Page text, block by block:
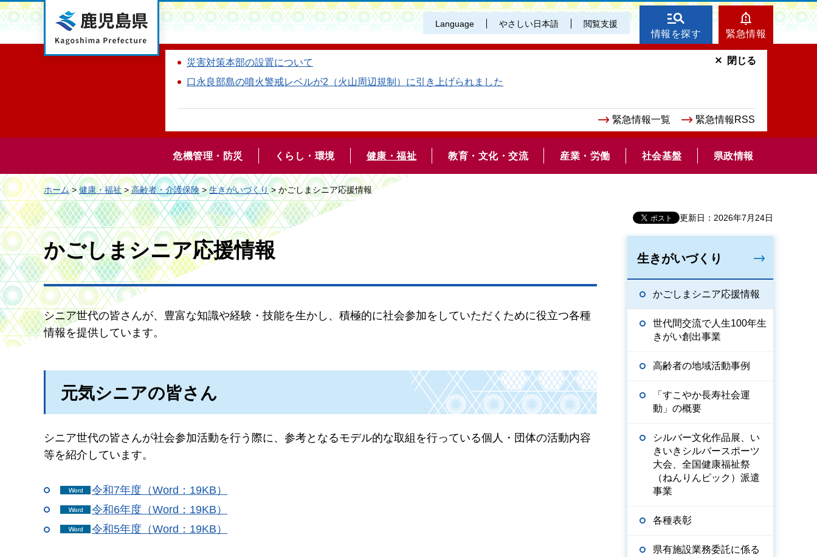
鹿児島県 Language やさしい日本語 閲覧支援
情報を探す 緊急情報
災害対策本部の設置について
口永良部島の噴火警戒レベルが2（火山周辺規制）に引き上げられました
緊急情報一覧 緊急情報RSS
閉じる
危機管理・防災 くらし・環境 健康・福祉 教育・文化・交流 産業・労働 社会基盤 県政情報
ホーム>健康・福祉>高齢者・介護保険>生きがいづくり> かごしまシニア応援情報
更新日：2026年7月24日
かごしまシニア応援情報
シニア世代の皆さんが、豊富な知識や経験・技能を生かし、積極的に社会参加をしていただくために役立つ各種
情報を提供しています。
元気シニアの皆さん
シニア世代の皆さんが社会参加活動を行う際に、参考となるモデル的な取組を行っている個人・団体の活動内容
等を紹介しています。
令和7年度（Word：19KB）
令和6年度（Word：19KB）
令和5年度（Word：19KB）
生きがいづくり
かごしまシニア応援情報
世代間交流で人生100年生
きがい創出事業
高齢者の地域活動事例
「すこやか長寿社会運
動」の概要
シルバー文化作品展、い
きいきシルバースポーツ
大会、全国健康福祉祭
（ねんりんピック）派遣
事業
各種表彰
県有施設業務委託に係る